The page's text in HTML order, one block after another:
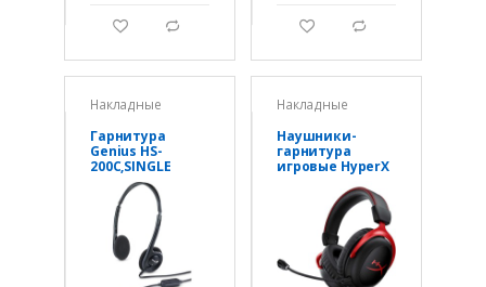
g d g d
Накладные
Гарнитура
Genius HS-
200C,SINGLE
Накладные
Наушники-
гарнитура
игровые HyperX
Wireless черный